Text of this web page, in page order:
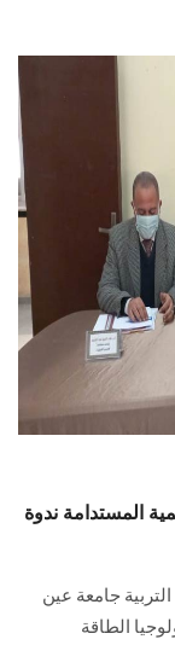
المستدامة ندوة
جامعة عين
الطاقة